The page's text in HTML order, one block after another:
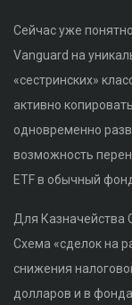
Сейчас уже
Vanguard на
«сестринских»
активно
одновременно
возможность
ETF в обычный
Для Казначейства
Схема «сделок на
снижения
долларов и в